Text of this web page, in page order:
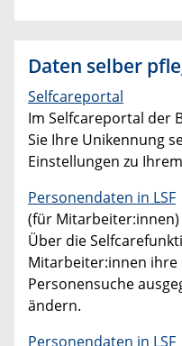
Daten selber
Selfcareportal
Im Selfcareportal der
Sie Ihre Unikennung
Einstellungen zu
Personendaten in LSF
(für Mitarbeiter:innen)
Über die
Mitarbeiter:innen ihre
Personensuche
ändern.
Personendaten in LSF